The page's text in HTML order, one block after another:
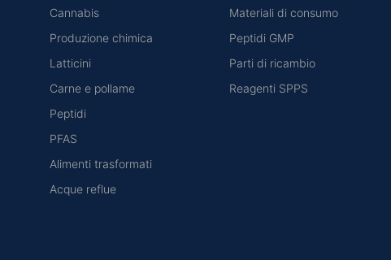
Cannabis
Produzione chimica
Latticini
Carne e pollame
Peptidi
PFAS
Alimenti trasformati
Acque reflue
Materiali di consumo
Peptidi GMP
Parti di ricambio
Reagenti SPPS